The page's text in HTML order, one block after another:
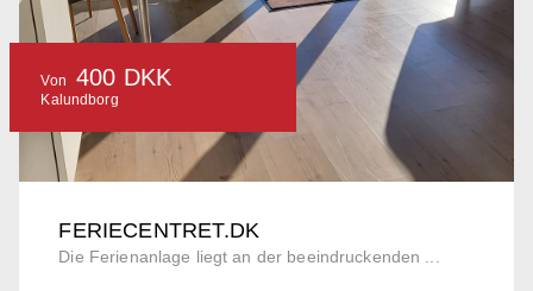
FERIECENTRET.DK
Die Ferienanlage liegt an der beeindruckenden ...
Von 400 DKK
Kalundborg